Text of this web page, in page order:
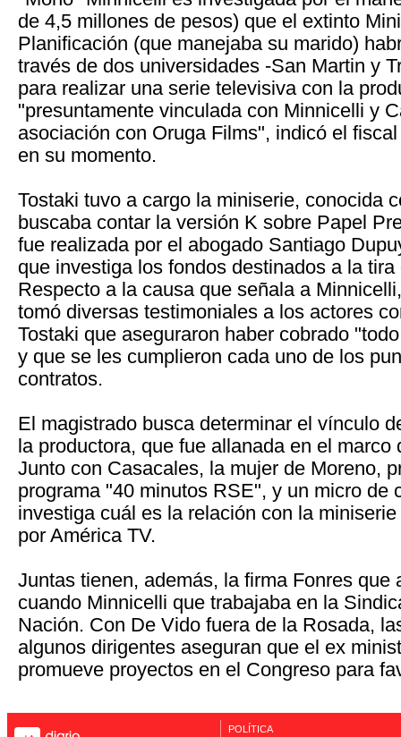
de 4,5 millones de pesos) que el extinto
Planificación (que manejaba su marido)
través de dos universidades -San Martin y
para realizar una serie televisiva con la
"presuntamente vinculada con Minnicelli y
asociación con Oruga Films", indicó el
en su momento.
Tostaki tuvo a cargo la miniserie, conocida
buscaba contar la versión K sobre Papel
fue realizada por el abogado Santiago
que investiga los fondos destinados a la tira
Respecto a la causa que señala a
tomó diversas testimoniales a los actores
Tostaki que aseguraron haber cobrado
y que se les cumplieron cada uno de los
contratos.
El magistrado busca determinar el vínculo
la productora, que fue allanada en el
Junto con Casacales, la mujer de Moreno,
programa "40 minutos RSE", y un micro de
investiga cuál es la relación con la
por América TV.
Juntas tienen, además, la firma Fonres que
cuando Minnicelli que trabajaba en la
Nación. Con De Vido fuera de la Rosada,
algunos dirigentes aseguran que el ex
promueve proyectos en el Congreso para
POLÍTICA